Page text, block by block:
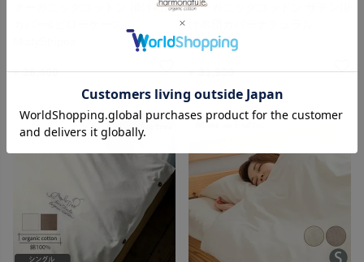
オーガニックコットン 掛け布団
¥ 26,400
オーガニックコットン サテン掛
150×210
¥ 31,900